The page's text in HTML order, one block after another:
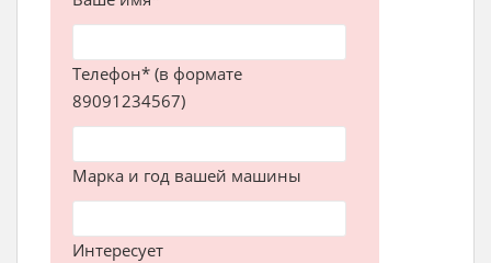
Телефон* (в формате
89091234567)
Марка и год вашей машины
Интересует